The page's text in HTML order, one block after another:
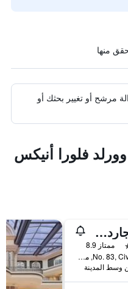
مرشح أو تغيير بحثك أو
فلورا أنيكس
ميرامار جاردن تابييه
ممتاز 8.9
No. 83, Civic Boulevard, مدينة تايبيه, تايوان